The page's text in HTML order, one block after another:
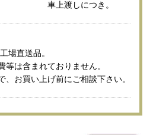
車上渡しにつき。
場直送品。
等は含まれておりません。
、お買い上げ前にご相談下さい。